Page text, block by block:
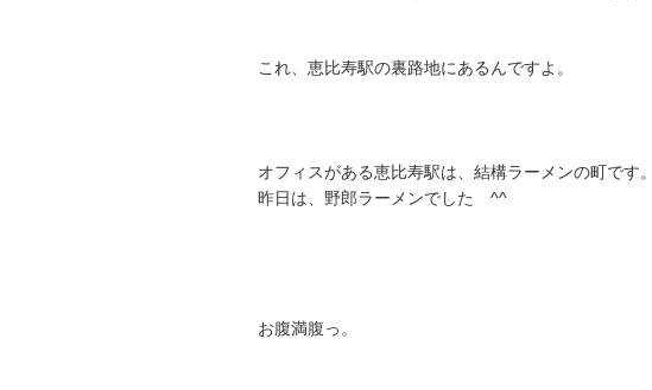
これ、恵比寿駅の裏路地にあるんですよ。
オフィスがある恵比寿駅は、結構ラーメンの町です
昨日は、野郎ラーメンでした ^^
お腹満腹っ。